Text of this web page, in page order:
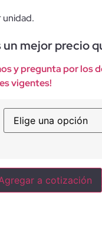
unidad.
un mejor precio
y pregunta por los
vigentes!
a cotización